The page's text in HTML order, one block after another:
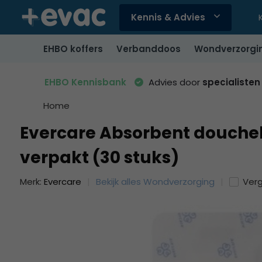
Kennis & Advies
Gebruik
de
pijltjes
beschikbaar
te
selecteren.
Druk
EHBO koffers Verbanddoos
EHBO Kennisbank Advies door specialisten
Home
Evercare Absorbent
verpakt (30 stuks)
Merk: Evercare Bekijk alles Wondverzorging